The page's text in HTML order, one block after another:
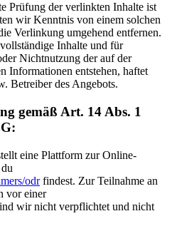
Prüfung der verlinkten Inhalte ist
wir Kenntnis von einem solchen
Verlinkung umgehend entfernen.
Inhalte und für
Nichtnutzung der auf der
Informationen entstehen, haftet
Betreiber des Angebots.
gemäß Art. 14 Abs. 1
eine Plattform zur Online-
odrfindest. Zur Teilnahme an
vor einer
wir nicht verpflichtet und nicht